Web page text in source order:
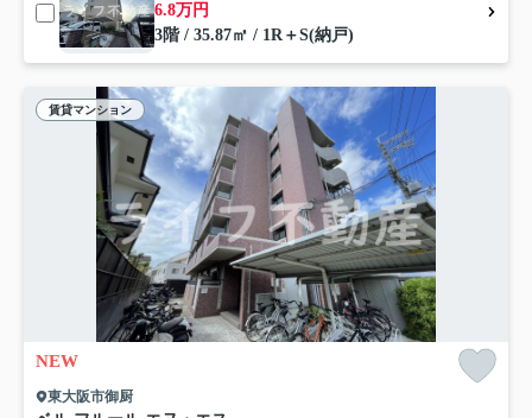
6.8万円
3階 / 35.87㎡ / 1R＋S(納戸)
賃貸マンション
NEW
東大阪市御厨